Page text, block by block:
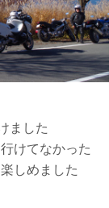
ました
けてなかった
しめました